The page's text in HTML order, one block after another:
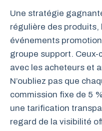
Une stratégie
régulière des
événements
groupe support. Ceux-
avec les acheteurs et
N’oubliez pas que
commission fixe de 5
une tarification
regard de la visibilité